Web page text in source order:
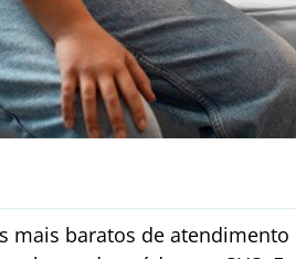
mais baratos de